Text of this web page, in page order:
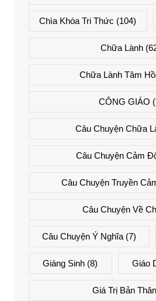
Chìa Khóa Tri Thức (104)
Chữa Lành
Chữa Lành Tâm
CÔNG GIÁO
Câu Chuyện Chữa
Câu Chuyện Cảm
Câu Chuyện Truyền
Câu Chuyện Về
Câu Chuyện Ý Nghĩa(7)
Giáng Sinh (8) Giáo
Giá Trị Bản Thân